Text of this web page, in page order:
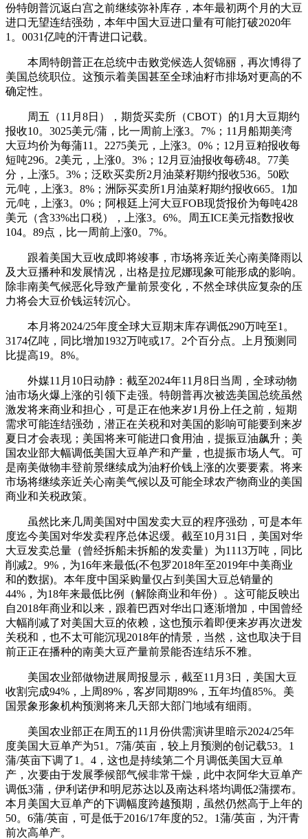
份特朗普沉返白宫之前继续弥补库存，本年最初两个月的大豆
进口无望连结强劲，本年中国大豆进口量有可能打破2020年
1。0031亿吨的汗青进口记载。
本周特朗普正在总统中击败党候选人贺锦丽，再次博得了
美国总统职位。这预示着美国甚至全球油籽市排场对更高的不
确定性。
周五（11月8日），期货买卖所（CBOT）的1月大豆期约
报收10。3025美元/蒲，比一周前上涨3。7%；11月船期美湾
大豆均价为每蒲11。2275美元，上涨3。0%；12月豆粕报收每
短吨296。2美元，上涨0。3%；12月豆油报收每磅48。77美
分，上涨5。3%；泛欧买卖所2月油菜籽期约报收536。50欧
元/吨，上涨3。8%；洲际买卖所1月油菜籽期约报收665。1加
元/吨，上涨3。0%；阿根廷上河大豆FOB现货报价为每吨428
美元（含33%出口税），上涨3。6%。周五ICE美元指数报收
104。89点，比一周前上涨0。7%。
跟着美国大豆收成即将竣事，市场将亲近关心南美降雨以
及大豆播种和发展情况，出格是拉尼娜现象可能形成的影响。
除非南美气候恶化导致产量前景变化，不然全球供应复杂的压
力将会大豆价钱运转沉心。
本月将2024/25年度全球大豆期末库存调低290万吨至1。
3174亿吨，同比增加1932万吨或17。2个百分点。上月预测同
比提高19。8%。
外媒11月10日动静：截至2024年11月8日当周，全球动物
油市场火爆上涨的引领下走强。特朗普再次被选美国总统虽然
激发将来商业和担心，可是正在他来岁1月份上任之前，短期
需求可能连结强劲，潜正在关税和对美国的影响可能要到来岁
夏日才会表现；美国将来可能进口食用油，提振豆油飙升；美
国农业部大幅调低美国大豆单产和产量，也提振市场人气。可
是南美做物丰登前景继续成为油籽价钱上涨的次要要素。将来
市场将继续亲近关心南美气候以及可能全球农产物商业的美国
商业和关税政策。
虽然比来几周美国对中国发卖大豆的程序强劲，可是本年
度迄今美国对华发卖程序总体迟缓。截至10月31日，美国对华
大豆发卖总量（曾经拆船未拆船的发卖量）为1113万吨，同比
削减2。9%，为16年来最低(不包罗2018年至2019年中美商业
和的数据)。本年度中国采购量仅占到美国大豆总销量的
44%，为18年来最低比例（解除商业和年份）。这可能反映出
自2018年商业和以来，跟着巴西对华出口逐渐增加，中国曾经
大幅削减了对美国大豆的依赖，这也预示着即便来岁再次迸发
关税和，也不太可能沉现2018年的情景，当然，这也取决于目
前正正在播种的南美大豆产量前景能否连结乐不雅。
美国农业部做物进展周报显示，截至11月3日，美国大豆
收割完成94%，上周89%，客岁同期89%，五年均值85%。美
国景象形象机构预测将来几天部大部门地域有细雨。
美国农业部正在周五的11月份供需演讲里暗示2024/25年
度美国大豆单产为51。7蒲/英亩，较上月预测的创记载53。1
蒲/英亩下调了1。4，这也是持续第二个月调低美国大豆单
产，次要由于发展季候部气候非常干燥，此中衣阿华大豆单产
调低3蒲，伊利诺伊和明尼苏达以及南达科塔均调低2蒲摆布。
本月美国大豆单产的下调幅度跨越预期，虽然仍然高于上年的
50。6蒲/英亩，可是低于2016/17年度的52。1蒲/英亩，为汗青
前次高单产。